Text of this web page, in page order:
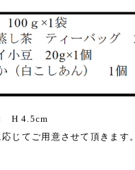
H 4.5cm
じてご用意させて頂きます。